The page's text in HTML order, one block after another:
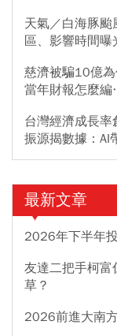
天氣／白海豚
區、影響時間
慈濟被騙10億
當年財報怎麼
台灣經濟成長
振源揭數據：AI
最新文章
2026年下半年
友達二把手柯富
草？
2026前進大南